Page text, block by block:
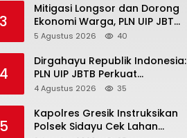
Nasional
3
Mitigasi Longsor dan Dorong
Ekonomi Warga, PLN UIP JBTB
Salurkan Bantuan Konservasi
Aceh di Banyuwangi
5 Agustus 2026 40
4
Dirgahayu Republik Indonesia:
PLN UIP JBTB Perkuat
Kepemimpinan Perempuan
2026
4 Agustus 2026 35
5
Kapolres Gresik Instruksikan
Polsek Sidayu Cek Lahan